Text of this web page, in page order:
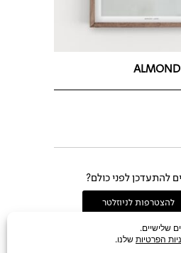
להתעדכן לפני כולם?
להצטרפות לניוזלטר